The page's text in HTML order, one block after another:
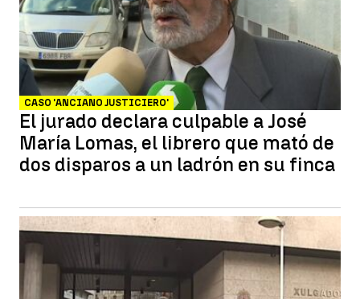
CASO 'ANCIANO JUSTICIERO'
El jurado declara culpable a José
María Lomas, el librero que mató de
dos disparos a un ladrón en su finca